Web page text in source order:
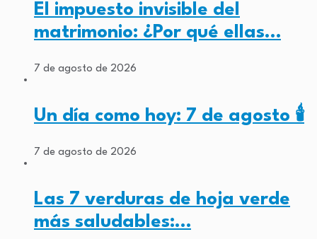
El impuesto invisible del
matrimonio: ¿Por qué ellas…
7 de agosto de 2026
Un día como hoy: 7 de agosto 🕯️
7 de agosto de 2026
Las 7 verduras de hoja verde
más saludables:…